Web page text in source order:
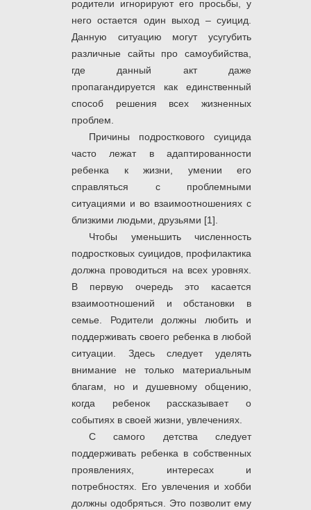
родители игнорируют его просьбы, у
него остается один выход ‒ суицид.
Данную ситуацию могут усугубить
различные сайты про самоубийства,
где данный акт даже
пропагандируется как единственный
способ решения всех жизненных
проблем.
Причины подросткового суицида
часто лежат в адаптированности
ребенка к жизни, умении его
справляться с проблемными
ситуациями и во взаимоотношениях с
близкими людьми, друзьями [1].
Чтобы уменьшить численность
подростковых суицидов, профилактика
должна проводиться на всех уровнях.
В первую очередь это касается
взаимоотношений и обстановки в
семье. Родители должны любить и
поддерживать своего ребенка в любой
ситуации. Здесь следует уделять
внимание не только материальным
благам, но и душевному общению,
когда ребенок рассказывает о
событиях в своей жизни, увлечениях.
С самого детства следует
поддерживать ребенка в собственных
проявлениях, интересах и
потребностях. Его увлечения и хобби
должны одобряться. Это позволит ему